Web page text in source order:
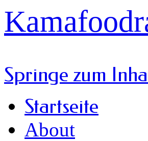
Springe zum
Startseite
About